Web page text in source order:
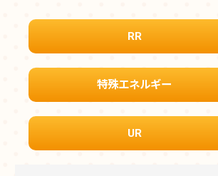
RR
特殊エネルギー
UR